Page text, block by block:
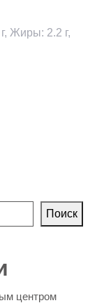
Жиры: 2.2 г,
Поиск
центром